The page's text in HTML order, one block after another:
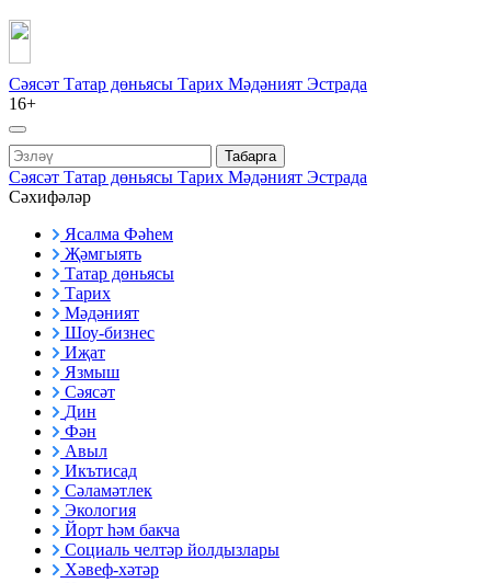
Сәясәт Татар дөньясы Тарих Мәдәният Эстрада
16+
Табарга
Сәясәт Татар дөньясы Тарих Мәдәният Эстрада
Сәхифәләр
Ясалма Фәһем
Җәмгыять
Татар дөньясы
Тарих
Мәдәният
Шоу-бизнес
Иҗат
Язмыш
Сәясәт
Дин
Фән
Авыл
Икътисад
Сәламәтлек
Экология
Йорт һәм бакча
Социаль челтәр йолдызлары
Хәвеф-хәтәр